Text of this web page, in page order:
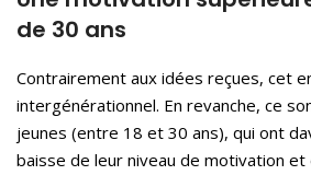
de 30 ans
Contrairement aux idées reçues, cet
intergénérationnel. En revanche, ce
jeunes (entre 18 et 30 ans), qui ont
baisse de leur niveau de motivation et